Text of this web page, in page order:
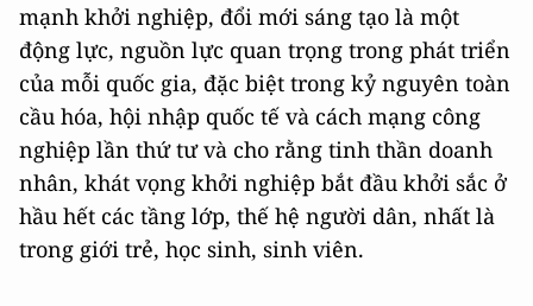
mạnh khởi nghiệp, đổi mới sáng tạo là một
động lực, nguồn lực quan trọng trong phát triển
của mỗi quốc gia, đặc biệt trong kỷ nguyên toàn
cầu hóa, hội nhập quốc tế và cách mạng công
nghiệp lần thứ tư và cho rằng tinh thần doanh
nhân, khát vọng khởi nghiệp bắt đầu khởi sắc ở
hầu hết các tầng lớp, thế hệ người dân, nhất là
trong giới trẻ, học sinh, sinh viên.